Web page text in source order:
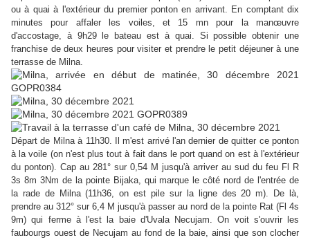
ou à quai à l'extérieur du premier ponton en arrivant. En comptant dix
minutes pour affaler les voiles, et 15 mn pour la manœuvre
d'accostage, à 9h29 le bateau est à quai. Si possible obtenir une
franchise de deux heures pour visiter et prendre le petit déjeuner à une
terrasse de Milna.
Départ de Milna à 11h30. Il m'est arrivé l'an dernier de quitter ce ponton
à la voile (on n'est plus tout à fait dans le port quand on est à l'extérieur
du ponton). Cap au 281° sur 0,54 M jusqu'à arriver au sud du feu Fl R
3s 8m 3Nm de la pointe Bijaka, qui marque le côté nord de l'entrée de
la rade de Milna (11h36, on est pile sur la ligne des 20 m). De là,
prendre au 312° sur 6,4 M jusqu'à passer au nord de la pointe Rat (Fl 4s
9m) qui ferme à l'est la baie d'Uvala Necujam. On voit s'ouvrir les
faubourgs ouest de Necujam au fond de la baie, ainsi que son clocher